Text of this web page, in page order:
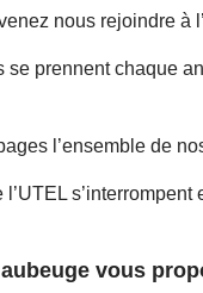
nous rejoindre à
se prennent chaque
l’ensemble de
l’UTEL
vous